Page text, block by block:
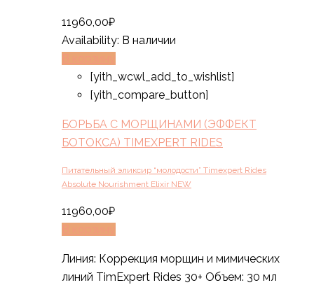
11960,00₽
Availability: В наличии
[yith_wcwl_add_to_wishlist]
[yith_compare_button]
БОРЬБА С МОРЩИНАМИ (ЭФФЕКТ
БОТОКСА) TIMEXPERT RIDES
Питательный эликсир “молодости” Timexpert Rides
Absolute Nourishment Elixir NEW
11960,00₽
Линия: Коррекция морщин и мимических
линий TimExpert Rides 30+ Объем: 30 мл